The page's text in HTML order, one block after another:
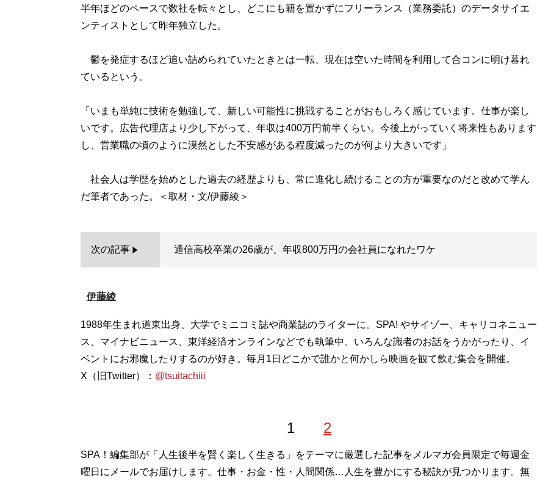
半年ほどのペースで数社を転々とし、どこにも籍を置かずにフリーランス（業務委託）のデータサイエ
ンティストとして昨年独立した。
鬱を発症するほど追い詰められていたときとは一転、現在は空いた時間を利用して合コンに明け暮れ
ているという。
「いまも単純に技術を勉強して、新しい可能性に挑戦することがおもしろく感じています。仕事が楽し
いです。広告代理店より少し下がって、年収は400万円前半くらい。今後上がっていく将来性もあります
し、営業職の頃のように漠然とした不安感がある程度減ったのが何より大きいです」
社会人は学歴を始めとした過去の経歴よりも、常に進化し続けることの方が重要なのだと改めて学ん
次の記事 通信高校卒業の26歳が、年収800万円の会社員になれたワケ
伊藤綾
1988年生まれ道東出身、大学でミニコミ誌や商業誌のライターに。SPA! やサイゾー、キャリコネニュー
ス、マイナビニュース、東洋経済オンラインなどでも執筆中。いろんな識者のお話をうかがったり、イ
ベントにお邪魔したりするのが好き。毎月1日どこかで誰かと何かしら映画を観て飲む集会を開催。
X（旧Twitter）： @tsuitachiii
1 2
SPA！編集部が「人生後半を賢く楽しく生きる」をテーマに厳選した記事をメルマガ会員限定で毎週金
曜日にメールでお届けします。仕事・お金・性・人間関係…人生を豊かにする秘訣が見つかります。無